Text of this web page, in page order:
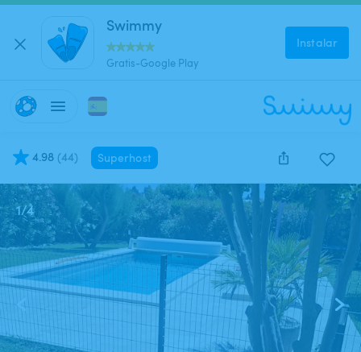
Swimmy
Gratis-Google Play
Instalar
4.98 (44) Superhost
1/4